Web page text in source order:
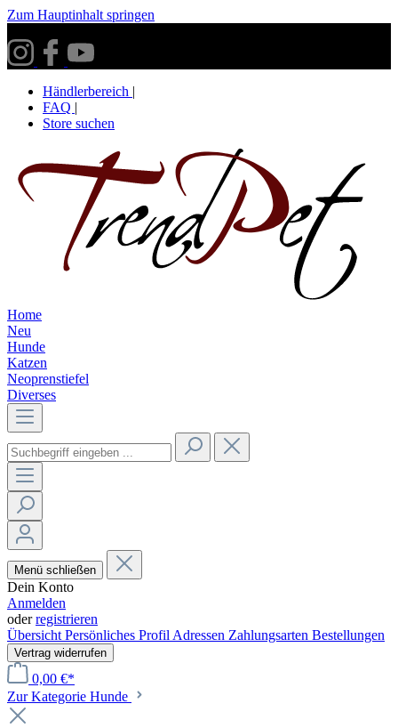
Zum Hauptinhalt springen
Händlerbereich |
FAQ |
Store suchen
Home
Neu
Hunde
Katzen
Neoprenstiefel
Diverses
Menü schließen
Dein Konto
Anmelden
oderregistrieren
Übersicht Persönliches Profil Adressen Zahlungsarten Bestellungen
Vertrag widerrufen
0,00 €*
Zur Kategorie Hunde